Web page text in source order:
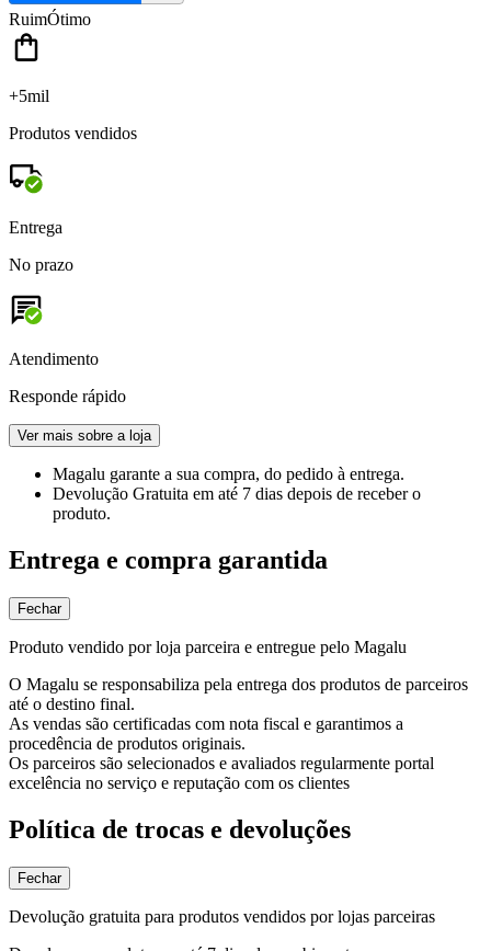
RuimÓtimo
+5mil
Produtos vendidos
Entrega
No prazo
Atendimento
Responde rápido
Ver mais sobre a loja
Magalu garante a sua compra, do pedido à entrega.
Devolução Gratuita em até 7 dias depois de receber o
produto.
Entrega e compra garantida
Fechar
Produto vendido por loja parceira e entregue pelo Magalu
O Magalu se responsabiliza pela entrega dos produtos de parceiros
até o destino final.
As vendas são certificadas com nota fiscal e garantimos a
procedência de produtos originais.
Os parceiros são selecionados e avaliados regularmente portal
excelência no serviço e reputação com os clientes
Política de trocas e devoluções
Fechar
Devolução gratuita para produtos vendidos por lojas parceiras